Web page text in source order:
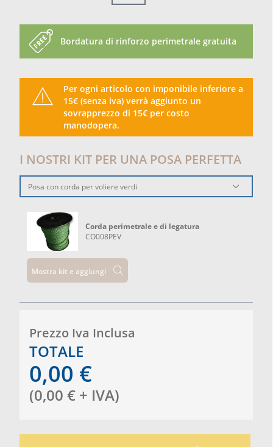
Bordatura di rinforzo perimetrale gratuita
Per ogni articolo con imponibile inferiore a
15€ (senza iva) verrà aggiunto un
sovrapprezzo di 15€ per costo
manodopera.
I NOSTRI KIT PER UNA POSA PERFETTA
Posa con corda per voliere verdi
Corda perimetrale e di legatura
CO008PEV
Mostra kit e aggiungi
Prezzo Iva Inclusa
TOTALE
0,00 €
(0,00 € + IVA)